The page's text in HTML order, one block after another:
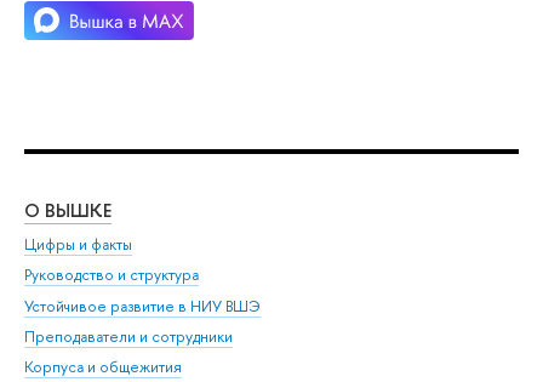
О ВЫШКЕ
Цифры и факты
Руководство и структура
Устойчивое развитие в НИУ ВШЭ
Преподаватели и сотрудники
Корпуса и общежития